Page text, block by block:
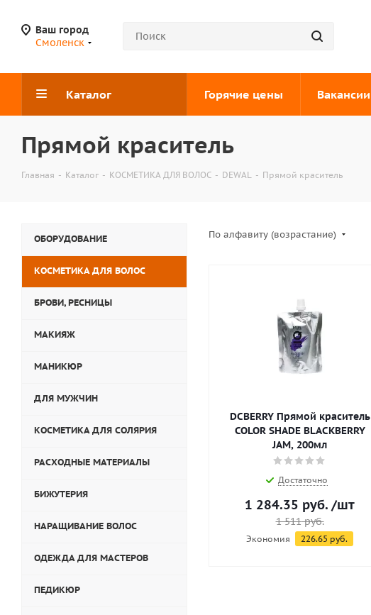
Ваш город
Смоленск
Каталог Горячие цены Вакансии
Прямой краситель
Главная - Каталог - КОСМЕТИКА ДЛЯ ВОЛОС - DEWAL - Прямой краситель
По алфавиту (возрастание)
DCBERRY Прямой краситель
COLOR SHADE BLACKBERRY
JAM, 200мл
Достаточно
1 284.35 руб. /шт
1 511руб.
Экономия 226.65 руб.
ОБОРУДОВАНИЕ
КОСМЕТИКА ДЛЯ ВОЛОС
БРОВИ, РЕСНИЦЫ
МАКИЯЖ
МАНИКЮР
ДЛЯ МУЖЧИН
КОСМЕТИКА ДЛЯ СОЛЯРИЯ
РАСХОДНЫЕ МАТЕРИАЛЫ
БИЖУТЕРИЯ
НАРАЩИВАНИЕ ВОЛОС
ОДЕЖДА ДЛЯ МАСТЕРОВ
ПЕДИКЮР